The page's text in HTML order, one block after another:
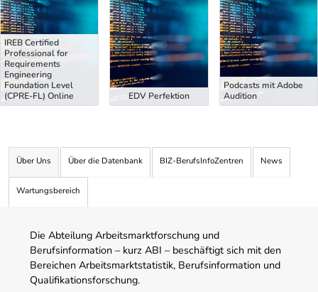
IREB Certified
Professional for
Requirements
Engineering
Foundation Level
(CPRE-FL) Online
EDV Perfektion
Podcasts mit Adobe
Audition
Über Uns Über die Datenbank BIZ-BerufsInfoZentren News
Wartungsbereich
Die Abteilung Arbeitsmarktforschung und
Berufsinformation – kurz ABI – beschäftigt sich mit den
Bereichen Arbeitsmarktstatistik, Berufsinformation und
Qualifikationsforschung.